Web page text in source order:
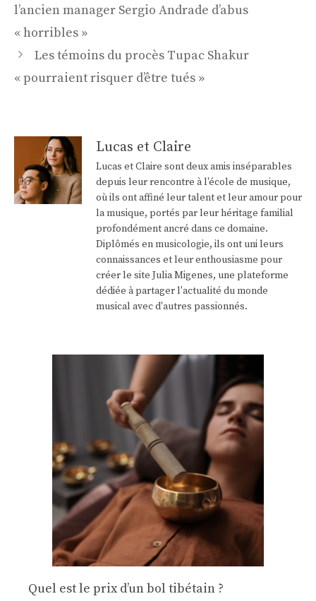
des
articles
l’ancien manager Sergio Andrade d’abus
« horribles »
Les témoins du procès Tupac Shakur
« pourraient risquer d’être tués »
Lucas et Claire
Lucas et Claire sont deux amis inséparables
depuis leur rencontre à l'école de musique,
où ils ont affiné leur talent et leur amour pour
la musique, portés par leur héritage familial
profondément ancré dans ce domaine.
Diplômés en musicologie, ils ont uni leurs
connaissances et leur enthousiasme pour
créer le site Julia Migenes, une plateforme
dédiée à partager l'actualité du monde
musical avec d'autres passionnés.
Quel est le prix d’un bol tibétain ?